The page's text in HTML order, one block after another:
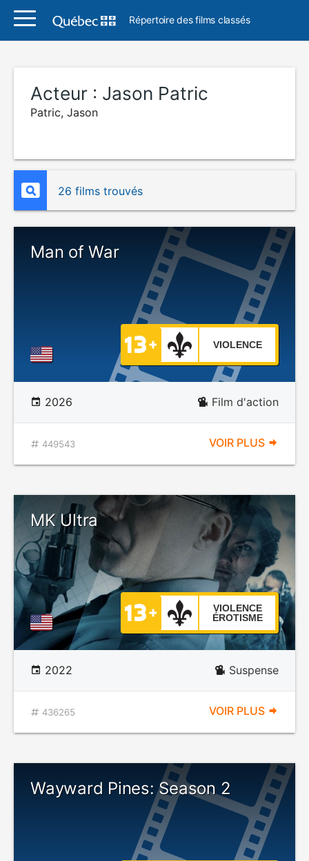
Répertoire des films classés
Acteur : Jason Patric
Patric, Jason
26 films trouvés
Man of War
VIOLENCE
2026 Film d'action
449543 VOIR PLUS
MK Ultra
VIOLENCE
ÉROTISME
2022 Suspense
436265 VOIR PLUS
Wayward Pines: Season 2